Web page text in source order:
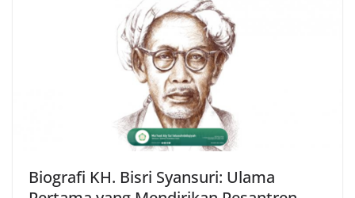
Biografi KH. Bisri Syansuri: Ulama